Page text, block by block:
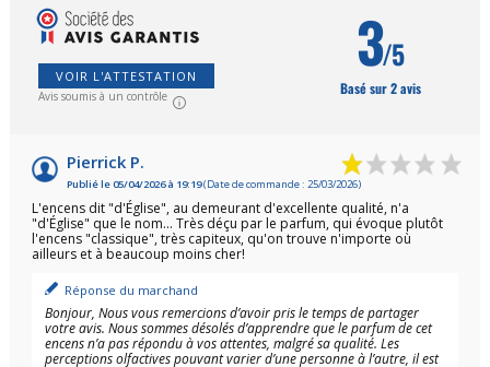
VOIR L'ATTESTATION
Avis soumis à un contrôle
3/5
Basé sur 2 avis
Pierrick P.
Publié le 05/04/2026 à 19:19(Date de commande : 25/03/2026)
L'encens dit "d'Église", au demeurant d'excellente qualité, n'a
"d'Église" que le nom... Très déçu par le parfum, qui évoque plutôt
l'encens "classique", très capiteux, qu'on trouve n'importe où
ailleurs et à beaucoup moins cher!
Réponse du marchand
Bonjour, Nous vous remercions d’avoir pris le temps de partager
votre avis. Nous sommes désolés d’apprendre que le parfum de cet
encens n’a pas répondu à vos attentes, malgré sa qualité. Les
perceptions olfactives pouvant varier d’une personne à l’autre, il est